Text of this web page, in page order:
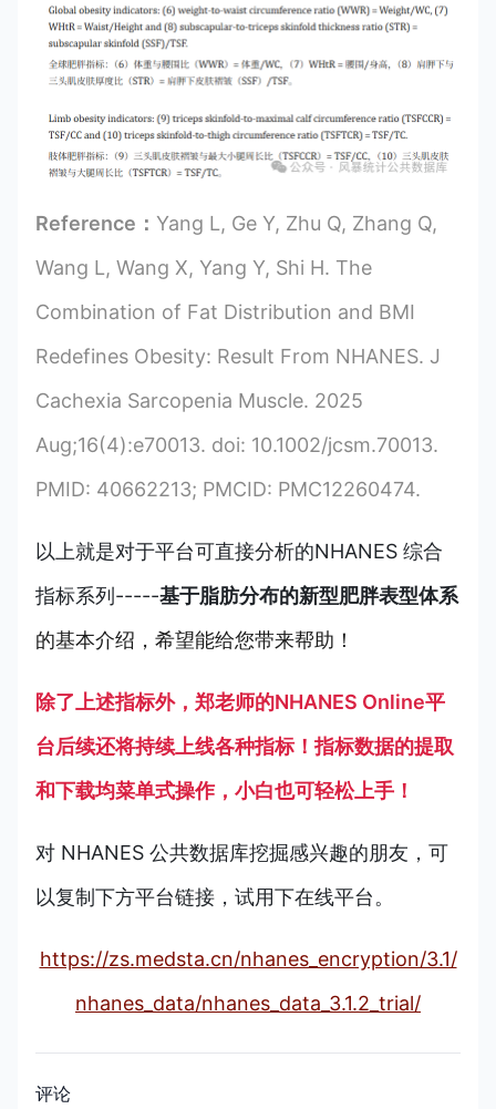
Reference： Yang L, Ge Y, Zhu Q, Zhang Q,
Wang L, Wang X, Yang Y, Shi H. The
Combination of Fat Distribution and BMI
Redefines Obesity: Result From NHANES. J
Cachexia Sarcopenia Muscle. 2025
Aug;16(4):e70013. doi: 10.1002/jcsm.70013.
PMID: 40662213; PMCID: PMC12260474.
以上就是对于平台可直接分析的NHANES 综合
指标系列-----基于脂肪分布的新型肥胖表型体系
的基本介绍，希望能给您带来帮助！
除了上述指标外，郑老师的NHANES Online平
台后续还将持续上线各种指标！指标数据的提取
和下载均菜单式操作，小白也可轻松上手！
对 NHANES 公共数据库挖掘感兴趣的朋友，可
以复制下方平台链接，试用下在线平台。
https://zs.medsta.cn/nhanes_encryption/3.1/
nhanes_data/nhanes_data_3.1.2_trial/
评论